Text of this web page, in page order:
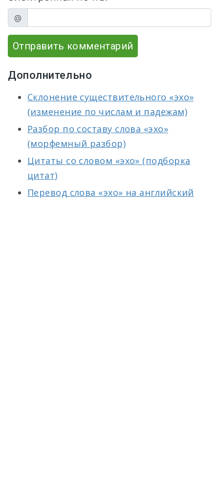
@
Отправить комментарий
Дополнительно
Склонение существительного «эхо»
(изменение по числам и падежам)
Разбор по составу слова «эхо»
(морфемный разбор)
Цитаты со словом «эхо» (подборка
цитат)
Перевод слова «эхо» на английский